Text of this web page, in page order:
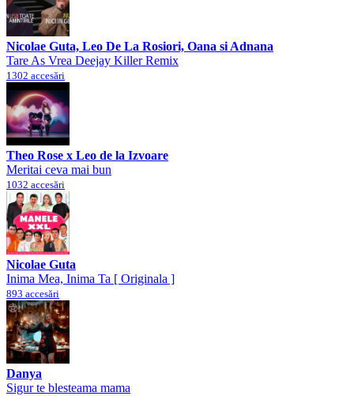
Nicolae Guta, Leo De La Rosiori, Oana si Adnana
Tare As Vrea Deejay Killer Remix
1302 accesări
Theo Rose x Leo de la Izvoare
Meritai ceva mai bun
1032 accesări
Nicolae Guta
Inima Mea, Inima Ta [ Originala ]
893 accesări
Danya
Sigur te blesteama mama